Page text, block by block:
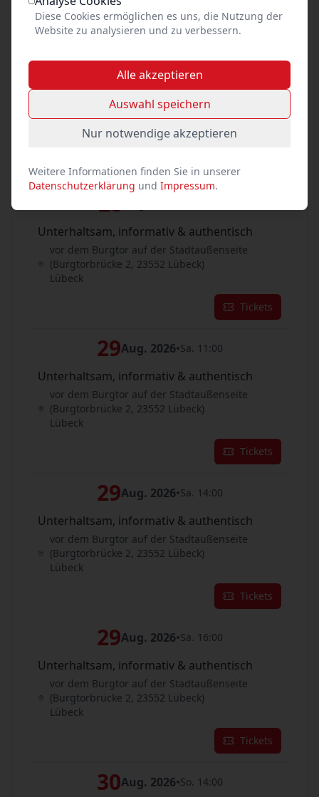
Tickets
27Aug. 2026•Do. 16:00
Unterhaltsam, informativ & authentisch
vor dem Burgtor auf der Stadtaußenseite
(Burgtorbrücke 2, 23552 Lübeck)
Lübeck
28
Unterhaltsam, informativ & authentisch
vor dem Burgtor auf der Stadtaußenseite
(Burgtorbrücke 2, 23552 Lübeck)
Lübeck
Tickets
29Aug. 2026•Sa. 11:00
Unterhaltsam, informativ & authentisch
vor dem Burgtor auf der Stadtaußenseite
(Burgtorbrücke 2, 23552 Lübeck)
Lübeck
Tickets
29Aug. 2026•Sa. 14:00
Unterhaltsam, informativ & authentisch
vor dem Burgtor auf der Stadtaußenseite
(Burgtorbrücke 2, 23552 Lübeck)
Lübeck
Tickets
29Aug. 2026•Sa. 16:00
Unterhaltsam, informativ & authentisch
vor dem Burgtor auf der Stadtaußenseite
(Burgtorbrücke 2, 23552 Lübeck)
Lübeck
Tickets
30Aug. 2026•So. 14:00
Diese Cookies ermöglichen es uns, die Nutzung der
Website zu analysieren und zu verbessern.
Alle akzeptieren
Auswahl speichern
Nur notwendige akzeptieren
Weitere Informationen finden Sie in unserer
Datenschutzerklärung und Impressum.